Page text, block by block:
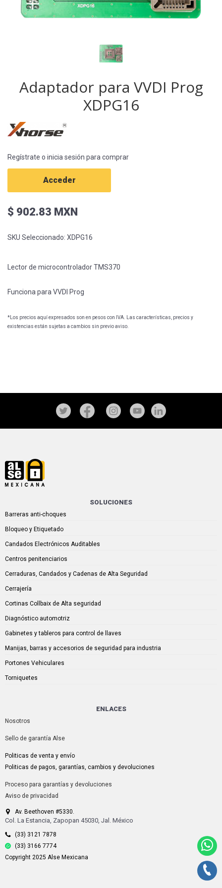
Adaptador para VVDI Prog
XDPG16
Regístrate o inicia sesión para comprar
Acceder
$ 902.83 MXN
SKU Seleccionado: XDPG16
Lector de microcontrolador TMS370
Funciona para VVDI Prog
*Los precios aquí expresados son en pesos con IVA. Las características, precios y
existencias están sujetas a cambios sin previo aviso.
SOLUCIONES
Barreras anti-choques
Bloqueo y Etiquetado
Candados Electrónicos Auditables
Centros penitenciarios
Cerraduras, Candados y Cadenas de Alta Seguridad
Cerrajería
Cortinas Collbaix de Alta seguridad
Diagnóstico automotriz
Gabinetes y tableros para control de llaves
Manijas, barras y accesorios de seguridad para industria
Portones Vehiculares
Torniquetes
ENLACES
Nosotros
Sello de garantía Alse
Politicas de venta y envío
Politicas de pagos, garantías, cambios y devoluciones
Proceso para garantías y devoluciones
Aviso de privacidad
Av. Beethoven #5330.
Col. La Estancia, Zapopan 45030, Jal. México
(33) 3121 7878
(33) 3166 7774
Copyright 2025 Alse Mexicana